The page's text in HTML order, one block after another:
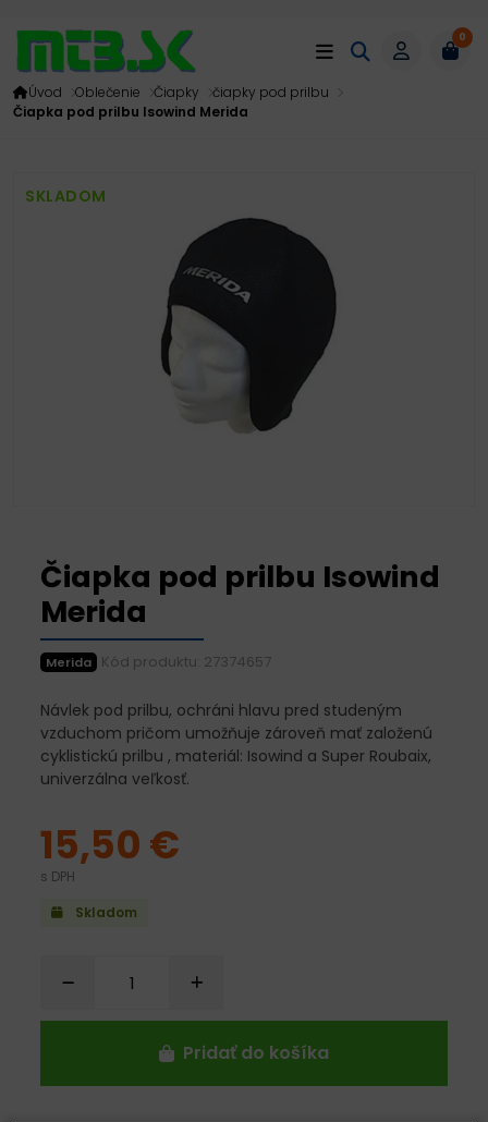
0
Úvod Oblečenie Čiapky
čiapky pod prilbu
Čiapka pod prilbu Isowind Merida
SKLADOM
Čiapka pod prilbu Isowind
Merida
Merida Kód produktu: 27374657
Návlek pod prilbu, ochráni hlavu pred studeným
vzduchom pričom umožňuje zároveň mať založenú
cyklistickú prilbu , materiál: Isowind a Super Roubaix,
univerzálna veľkosť.
Skladom
15,50 €
s DPH
Pridať do košíka